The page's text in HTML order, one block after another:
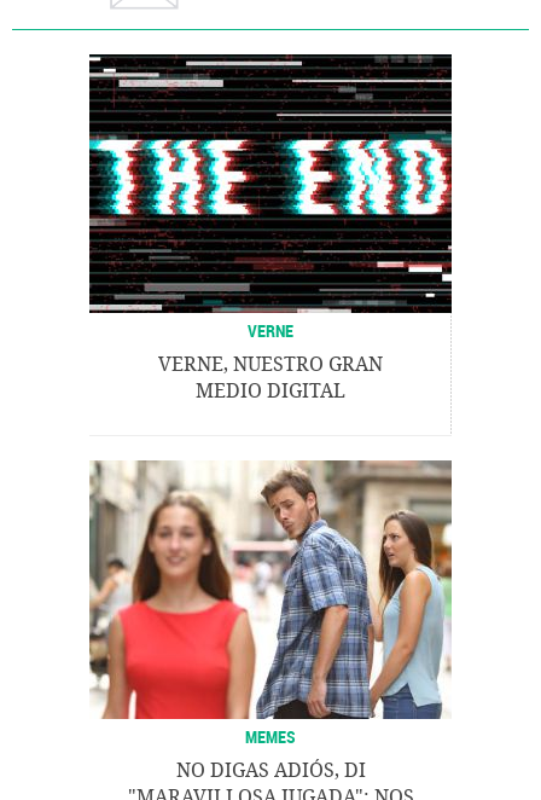
VERNE
VERNE, NUESTRO GRAN
MEDIO DIGITAL
MEMES
NO DIGAS ADIÓS, DI